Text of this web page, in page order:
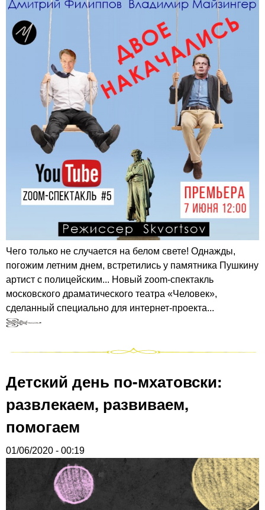
Чего только не случается на белом свете! Однажды,
погожим летним днем, встретились у памятника Пушкину
артист с полицейским... Новый zoom-спектакль
московского драматического театра «Человек»,
сделанный специально для интернет-проекта...
Детский день по-мхатовски:
развлекаем, развиваем,
помогаем
01/06/2020 - 00:19